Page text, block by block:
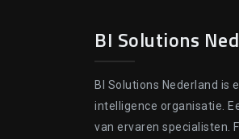
BI Solutions
BI Solutions Nederland is
intelligence organisatie.
van ervaren specialisten.